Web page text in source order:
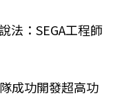
法：SEGA工程師
成功開發超高功